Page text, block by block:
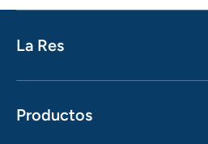
La Res
Productos